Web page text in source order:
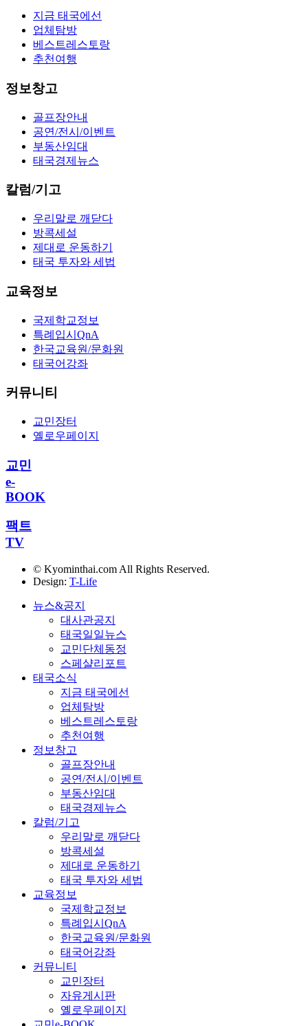
지금 태국에선
업체탐방
베스트레스토랑
추천여행
정보창고
골프장안내
공연/전시/이벤트
부동산임대
태국경제뉴스
칼럼/기고
우리말로 깨닫다
방콕세설
제대로 운동하기
태국 투자와 세법
교육정보
국제학교정보
특례입시QnA
한국교육원/문화원
태국어강좌
커뮤니티
교민장터
옐로우페이지
교민
e-
BOOK
팩트
TV
© Kyominthai.com All Rights Reserved.
Design: T-Life
뉴스&공지
대사관공지
태국일일뉴스
교민단체동정
스페샬리포트
태국소식
지금 태국에선
업체탐방
베스트레스토랑
추천여행
정보창고
골프장안내
공연/전시/이벤트
부동산임대
태국경제뉴스
칼럼/기고
우리말로 깨닫다
방콕세설
제대로 운동하기
태국 투자와 세법
교육정보
국제학교정보
특례입시QnA
한국교육원/문화원
태국어강좌
커뮤니티
교민장터
자유게시판
옐로우페이지